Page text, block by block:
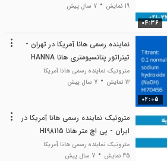
04:36
19 نمایش
7 سال پیش
02:05
نماینده رسمی هانا آمریکا در تهران -
تیتراتور پتانسیومتری هانا HANNA
متروتیک نماینده رسمی هانا آمریکا
12 نمایش
7 سال پیش
متروتیک نماینده رسمی هانا آمریکا در
ایران - پی اچ متر هانا HI98115
متروتیک نماینده رسمی هانا آمریکا
45 نمایش
7 سال پیش